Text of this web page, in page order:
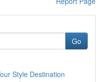
Go
Style Destination